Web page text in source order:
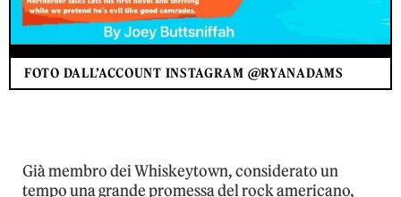
FOTO DALL’ACCOUNT INSTAGRAM @RYANADAMS
Già membro dei Whiskeytown, considerato un
tempo una grande promessa del rock americano,